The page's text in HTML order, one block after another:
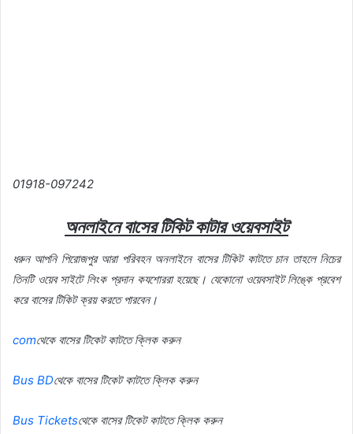
01918-097242
অনলাইনেবাসেরটিকিটকাটারওয়েবসাইট
ধরুন আপনি পিরোজপুর আরা পরিবহন অনলাইনে বাসের টিকিট কাটতে চান তাহলে নিচের
তিনটি ওয়েব সাইটে লিংক প্রদান কযশোররা হয়েছে। যেকোনো ওয়েবসাইট লিঙ্কে প্রবেশ
করে বাসের টিকিট ক্রয় করতে পারবেন।
comথেকেবাসেরটিকেটকাটতেক্লিককরুন
Bus BDথেকেবাসেরটিকেটকাটতেক্লিককরুন
Bus Ticketsথেকেবাসেরটিকেটকাটতেক্লিককরুন